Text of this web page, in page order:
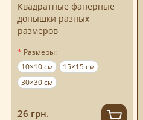
Квадратные фанерные
донышки разных
размеров
Размеры:
10×10 см
15×15 см
30×30 см
26 грн.